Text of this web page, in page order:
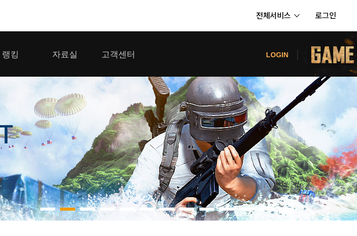
전체서비스 로그인
우마무스메 프리티 더비
가디언 테일즈
프린세스 커넥트 Re:Dive
프렌즈팝콘
내정보
보안센터
고객센터
공지사항
카카오게임즈 PC방
게임코인
게임시간선택제
랭킹
존 리더보드
히스토리
자료실
다운로드
고객센터
이용제한 이의신청
보안센터
LOGIN